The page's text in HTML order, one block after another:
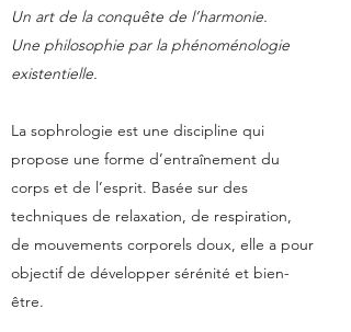
Un art de la conquête de l’harmonie.
Une philosophie par la phénoménologie
existentielle.
La sophrologie est une discipline qui
propose une forme d’entraînement du
corps et de l’esprit. Basée sur des
techniques de relaxation, de respiration,
de mouvements corporels doux, elle a pour
objectif de développer sérénité et bien-
être.